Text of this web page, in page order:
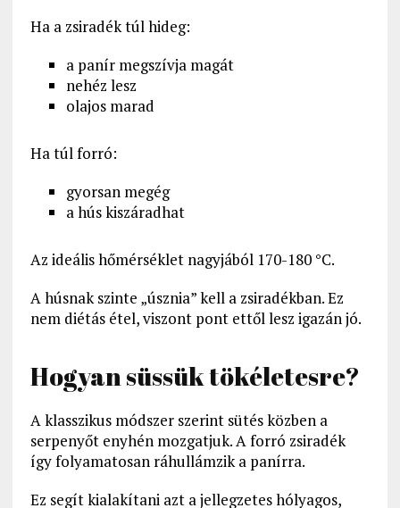
Ha a zsiradék túl hideg:
a panír megszívja magát
nehéz lesz
olajos marad
Ha túl forró:
gyorsan megég
a hús kiszáradhat
Az ideális hőmérséklet nagyjából 170-180 °C.
A húsnak szinte „úsznia” kell a zsiradékban. Ez
nem diétás étel, viszont pont ettől lesz igazán jó.
Hogyan süssük tökéletesre?
A klasszikus módszer szerint sütés közben a
serpenyőt enyhén mozgatjuk. A forró zsiradék
így folyamatosan ráhullámzik a panírra.
Ez segít kialakítani azt a jellegzetes hólyagos,